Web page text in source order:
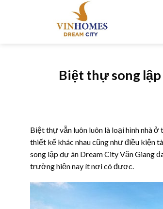
Biệt thự song
Biệt thự vẫn luôn luôn là loại hình nhà
thiết kế khác nhau cũng như điều kiện
song lập dự án Dream City Văn Giang
trường hiện nay ít nơi có được.